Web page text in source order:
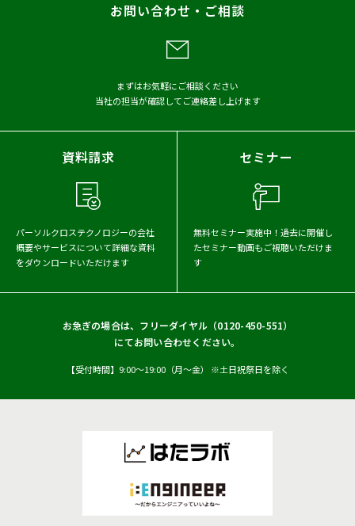
メディア掲載
2026年 2025年
2024年
2023年
2022年
2021年
2020年
2018年
2017年
お問い合わせ・ご相談
まずはお気軽にご相談ください
当社の担当が確認してご連絡差し上げます
資料請求
パーソルクロステクノロジーの会社
概要やサービスについて詳細な資料
をダウンロードいただけます
セミナー
無料セミナー実施中！ 過去に開催し
たセミナー動画もご視聴いただけま
す
お急ぎの場合は、フリーダイヤル（0120-450-551）
にてお問い合わせください。
【受付時間】9:00〜19:00（月〜金） ※土日祝祭日を除く